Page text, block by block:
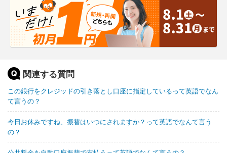
関連する質問
この銀行をクレジッドの引き落とし口座に指定しているって英語でなん
て言うの？
今日お休みですね、振替はいつにされますか？って英語でなんて言う
の？